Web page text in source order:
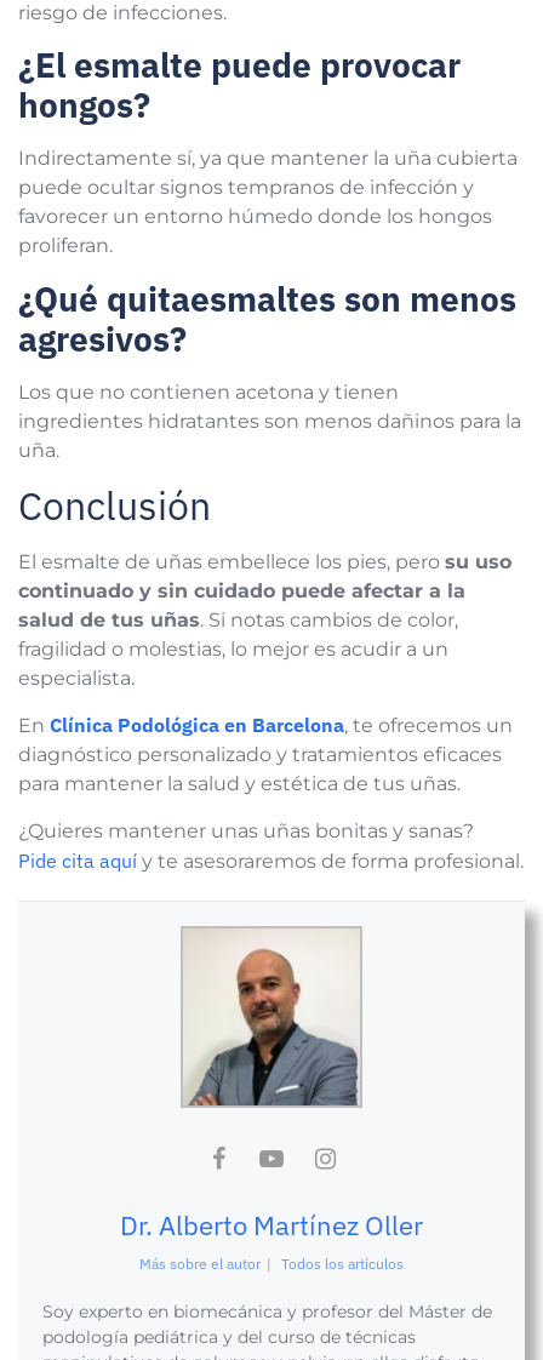
riesgo de infecciones.
¿El esmalte puede provocar
hongos?
Indirectamente sí, ya que mantener la uña cubierta
puede ocultar signos tempranos de infección y
favorecer un entorno húmedo donde los hongos
proliferan.
¿Qué quitaesmaltes son menos
agresivos?
Los que no contienen acetona y tienen
ingredientes hidratantes son menos dañinos para la
uña.
Conclusión
El esmalte de uñas embellece los pies, pero su uso
continuado y sin cuidado puede afectar a la
salud de tus uñas. Si notas cambios de color,
fragilidad o molestias, lo mejor es acudir a un
especialista.
En Clínica Podológica en Barcelona, te ofrecemos un
diagnóstico personalizado y tratamientos eficaces
para mantener la salud y estética de tus uñas.
¿Quieres mantener unas uñas bonitas y sanas?
Pide cita aquí y te asesoraremos de forma profesional.
Dr. Alberto Martínez Oller
Más sobre el autor | Todos los artículos
Soy experto en biomecánica y profesor del Máster de
podología pediátrica y del curso de técnicas